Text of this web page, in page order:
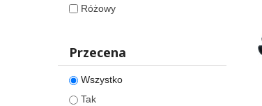
Różowy
Przecena
Wszystko
Tak